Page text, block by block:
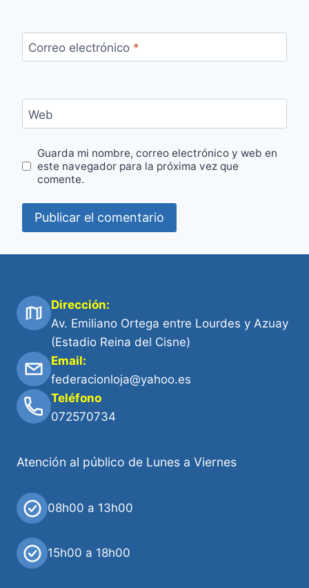
Correo electrónico *
Web
Guarda mi nombre, correo electrónico y web en
este navegador para la próxima vez que
comente.
Dirección:
Av. Emiliano Ortega entre Lourdes y Azuay
(Estadio Reina del Cisne)
Email:
federacionloja@yahoo.es
Teléfono
072570734
Atención al público de Lunes a Viernes
08h00 a 13h00
15h00 a 18h00